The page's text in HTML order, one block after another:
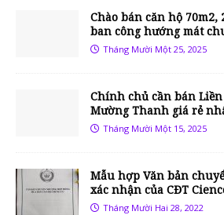
Chào bán căn hộ
ban công hướng mát
Tháng Mười Một 25, 2025
Chính chủ cần bán
Mường Thanh giá rẻ
Tháng Mười Một 15, 2025
Mẫu hợp Văn bản
xác nhận của CĐT
Tháng Mười Hai 28, 2022